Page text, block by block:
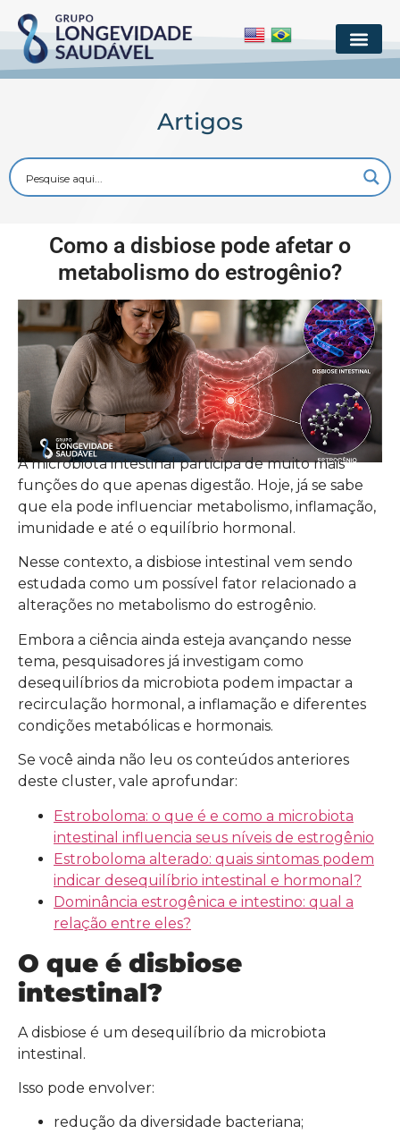
Artigos
Como a disbiose pode afetar o
metabolismo do estrogênio?
A microbiota intestinal participa de muito mais
funções do que apenas digestão. Hoje, já se sabe
que ela pode influenciar metabolismo, inflamação,
imunidade e até o equilíbrio hormonal.
Nesse contexto, a disbiose intestinal vem sendo
estudada como um possível fator relacionado a
alterações no metabolismo do estrogênio.
Embora a ciência ainda esteja avançando nesse
tema, pesquisadores já investigam como
desequilíbrios da microbiota podem impactar a
recirculação hormonal, a inflamação e diferentes
condições metabólicas e hormonais.
Se você ainda não leu os conteúdos anteriores
deste cluster, vale aprofundar:
Estroboloma: o que é e como a microbiota
intestinal influencia seus níveis de estrogênio
Estroboloma alterado: quais sintomas podem
indicar desequilíbrio intestinal e hormonal?
Dominância estrogênica e intestino: qual a
relação entre eles?
O que é disbiose
intestinal?
A disbiose é um desequilíbrio da microbiota
intestinal.
Isso pode envolver:
redução da diversidade bacteriana;